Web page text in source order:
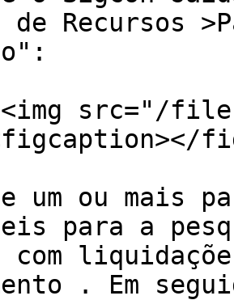
de Recursos
src="/files/
um ou mais
para a
com
. Em